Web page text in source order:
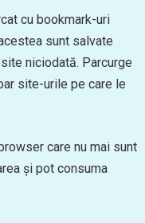
cu bookmark-uri
sunt salvate
niciodată. Parcurge
site-urile pe care le
care nu mai sunt
și pot consuma